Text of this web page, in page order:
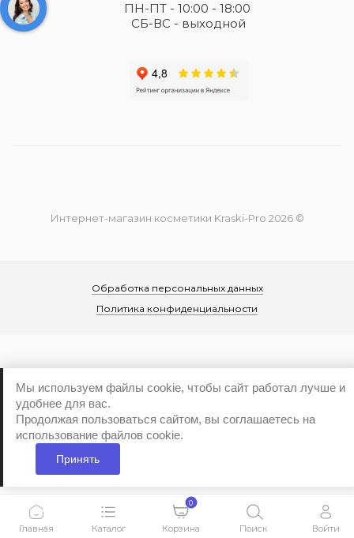
ПН-ПТ - 10:00 - 18:00
СБ-ВС - выходной
Интернет-магазин косметики Kraski-Pro 2026 ©
Обработка персональных данных
Политика конфиденциальности
Мы используем файлы cookie, чтобы сайт работал лучше и
удобнее для вас.
Продолжая пользоваться сайтом, вы соглашаетесь на
использование файлов cookie.
Принять
Главная Каталог
0
Корзина Поиск Войти